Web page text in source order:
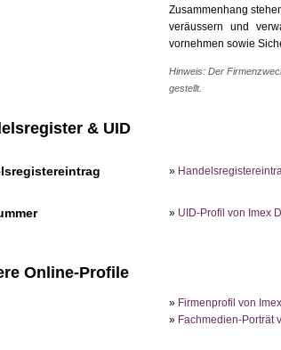
Zusammenhang
veräussern und
vornehmen sowie
Hinweis: Der
gestellt.
& UID
»
» UID-Profil von Imex
Online-Profile
» Firmenprofil von
» Fachmedien-Porträt